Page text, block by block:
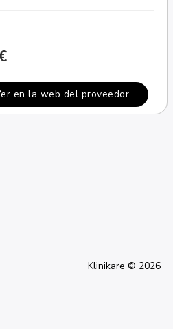
en la web del proveedor
Klinikare © 2026